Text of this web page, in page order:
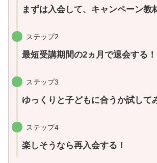
まずは入会して、キャンペーン教
ステップ2
最短受講期間の2ヵ月で退会する！
ステップ3
ゆっくりと子どもに合うか試して
ステップ4
楽しそうなら再入会する！